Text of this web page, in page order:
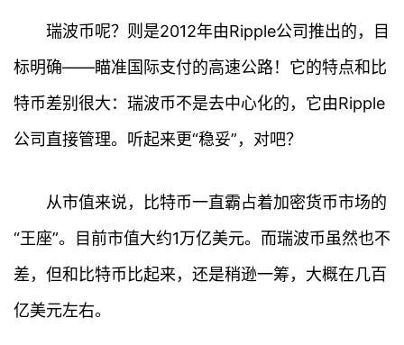
瑞波币呢？则是2012年由Ripple公司推出的，目
标明确——瞄准国际支付的高速公路！它的特点和比
特币差别很大：瑞波币不是去中心化的，它由Ripple
公司直接管理。听起来更“稳妥”，对吧？
从市值来说，比特币一直霸占着加密货币市场的
“王座”。目前市值大约1万亿美元。而瑞波币虽然也不
差，但和比特币比起来，还是稍逊一筹，大概在几百
亿美元左右。